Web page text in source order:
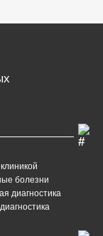
болезни
диагностика